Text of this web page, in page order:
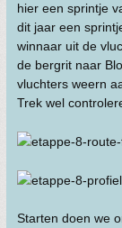
hier een sprintje
dit jaar een
winnaar uit de
de bergrit naar
vluchters weern
Trek wel
Starten doen we